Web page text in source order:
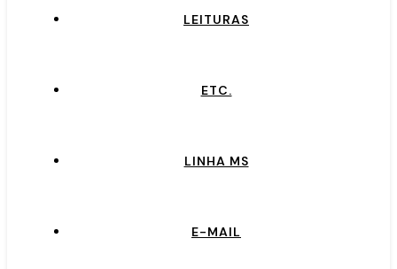
LEITURAS
ETC.
LINHA MS
E-MAIL